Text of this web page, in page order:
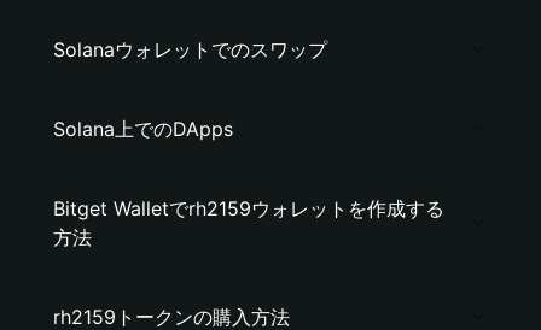
Solanaウォレットでのスワップ
Solana上でのDApps
Bitget Walletでrh2159ウォレットを作成する
方法
rh2159トークンの購入方法